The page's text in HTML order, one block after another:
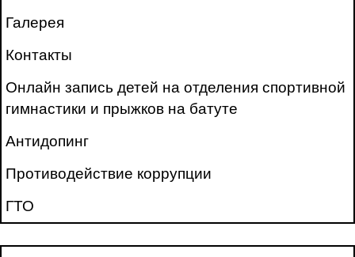
Галерея
Контакты
Онлайн запись детей на отделения спортивной
гимнастики и прыжков на батуте
Антидопинг
Противодействие коррупции
ГТО